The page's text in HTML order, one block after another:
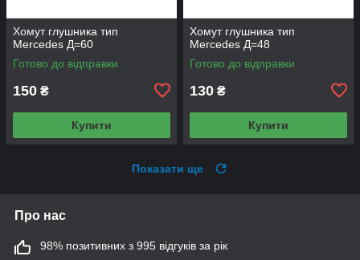
Хомут глушника тип
Mercedes Д=60
Готово до відправки
150 ₴
Купити
Хомут глушника тип
Mercedes Д=48
Готово до відправки
130 ₴
Купити
Показати ще
Про нас
98% позитивних з 995 відгуків за рік